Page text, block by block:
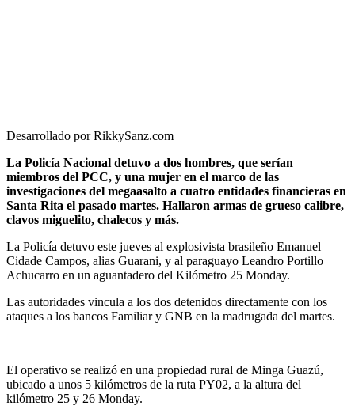
Desarrollado por RikkySanz.com
La Policía Nacional detuvo a dos hombres, que serían
miembros del PCC, y una mujer en el marco de las
investigaciones del megaasalto a cuatro entidades financieras en
Santa Rita el pasado martes. Hallaron armas de grueso calibre,
clavos miguelito, chalecos y más.
La Policía detuvo este jueves al explosivista brasileño Emanuel
Cidade Campos, alias Guarani, y al paraguayo Leandro Portillo
Achucarro en un aguantadero del Kilómetro 25 Monday.
Las autoridades vincula a los dos detenidos directamente con los
ataques a los bancos Familiar y GNB en la madrugada del martes.
El operativo se realizó en una propiedad rural de Minga Guazú,
ubicado a unos 5 kilómetros de la ruta PY02, a la altura del
kilómetro 25 y 26 Monday.